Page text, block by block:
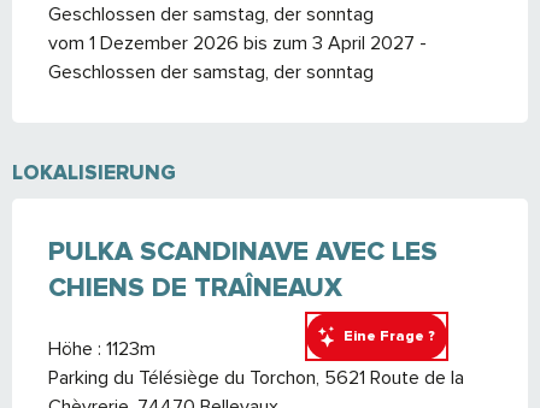
Eine Frage ?
Geschlossen der samstag, der sonntag
vom 1 Dezember 2026 bis zum 3 April 2027 -
Geschlossen der samstag, der sonntag
LOKALISIERUNG
PULKA SCANDINAVE AVEC LES
CHIENS DE TRAÎNEAUX
Höhe : 1123m
Parking du Télésiège du Torchon, 5621 Route de la